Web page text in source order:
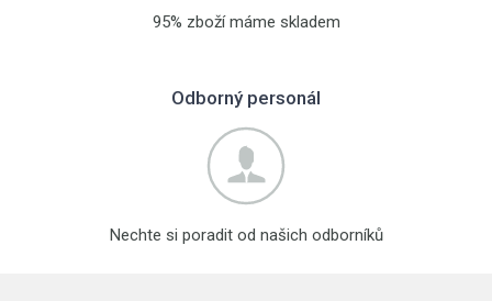
95% zboží máme skladem
Odborný personál
Nechte si poradit od našich odborníků